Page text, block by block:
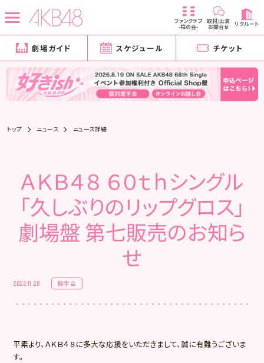
ファンクラブ
-柱の会-
取材/出演
お問合せ リクルート
劇場ガイド スケジュール チケット
トップ ニュース ニュース詳細
ＡＫＢ４８ ６０ｔｈシングル
「久しぶりのリップグロス」
劇場盤 第七販売のお知ら
せ
2022.11.28 握手会
平素より、ＡＫＢ４８に多大な応援をいただきまして、誠に有難うございま
す。